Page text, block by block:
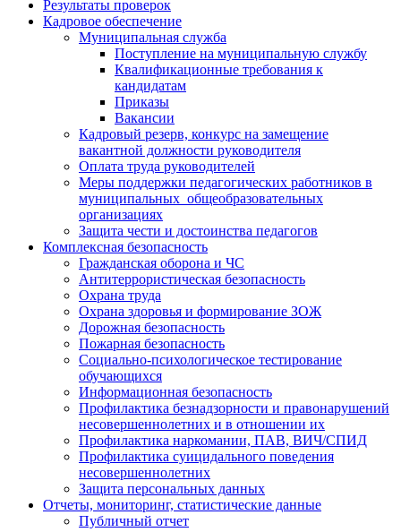
Результаты проверок
Кадровое обеспечение
Муниципальная служба
Поступление на муниципальную службу
Квалификационные требования к
кандидатам
Приказы
Вакансии
Кадровый резерв, конкурс на замещение
вакантной должности руководителя
Оплата труда руководителей
Меры поддержки педагогических работников в
муниципальных общеобразовательных
организациях
Защита чести и достоинства педагогов
Комплексная безопасность
Гражданская оборона и ЧС
Антитеррористическая безопасность
Охрана труда
Охрана здоровья и формирование ЗОЖ
Дорожная безопасность
Пожарная безопасность
Социально-психологическое тестирование
обучающихся
Информационная безопасность
Профилактика безнадзорности и правонарушений
несовершеннолетних и в отношении их
Профилактика наркомании, ПАВ, ВИЧ/СПИД
Профилактика суицидального поведения
несовершеннолетних
Защита персональных данных
Отчеты, мониторинг, статистические данные
Публичный отчет